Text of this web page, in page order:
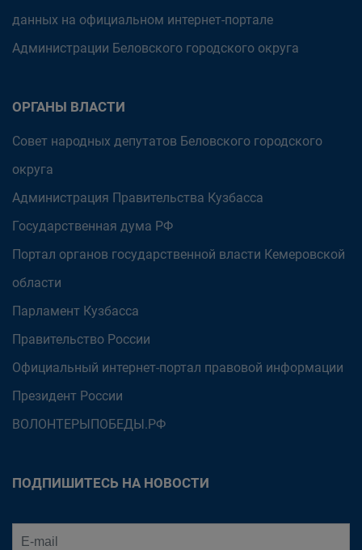
данных на официальном интернет-портале
Администрации Беловского городского округа
ОРГАНЫ ВЛАСТИ
Совет народных депутатов Беловского городского
округа
Администрация Правительства Кузбасса
Государственная дума РФ
Портал органов государственной власти Кемеровской
области
Парламент Кузбасса
Правительство России
Официальный интернет-портал правовой информации
Президент России
ВОЛОНТЕРЫПОБЕДЫ.РФ
ПОДПИШИТЕСЬ НА НОВОСТИ